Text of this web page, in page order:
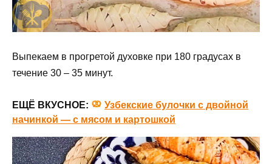
Выпекаем в прогретой духовке при 180 градусах в
течение 30 – 35 минут.
ЕЩЁ ВКУСНОЕ:
Узбекские булочки с двойной
начинкой — с мясом и картошкой